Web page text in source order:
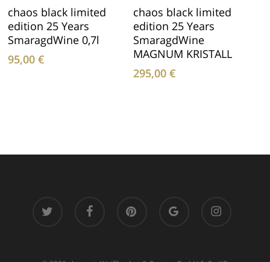
In Den Warenkorb
chaos black limited
edition 25 Years
SmaragdWine 0,7l
95,00€
In Den Warenkorb
chaos black limited
edition 25 Years
SmaragdWine
MAGNUM KRISTALL
295,00€
plus